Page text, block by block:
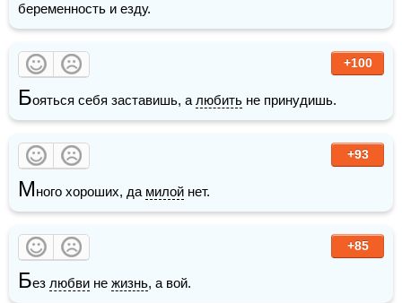
беременность и езду.
+100
Бояться себя заставишь, а любить не принудишь.
+93
Много хороших, да милой нет.
+85
Без любви не жизнь, а вой.